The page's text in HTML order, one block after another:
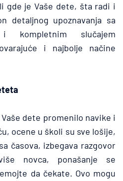
gde je Vaše dete, šta radi i
detaljnog upoznavanja sa
kompletnim slučajem
i najbolje načine
dete promenilo navike i
ocene u školi su sve lošije,
časova, izbegava razgovor
novca, ponašanje se
da čekate. Ovo mogu